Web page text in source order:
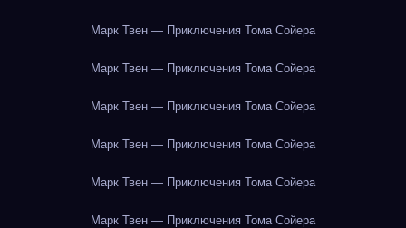
Марк Твен — Приключения Тома Сойера
Марк Твен — Приключения Тома Сойера
Марк Твен — Приключения Тома Сойера
Марк Твен — Приключения Тома Сойера
Марк Твен — Приключения Тома Сойера
Марк Твен — Приключения Тома Сойера